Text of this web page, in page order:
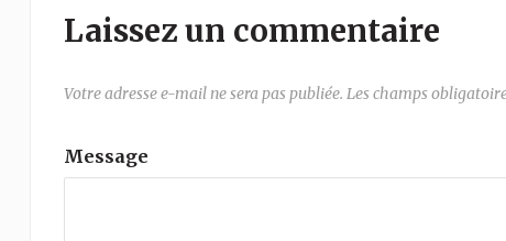
Laissez un commentaire
Votre adresse e-mail ne sera pas publiée. Les champs
Message